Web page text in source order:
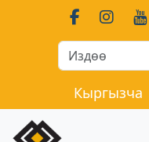
Кыргызча